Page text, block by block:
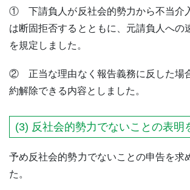
① 下請負人が反社会的勢力から不当介
は断固拒否するとともに、元請負人への
を規定しました。
② 正当な理由なく報告義務に反した場
約解除できる内容としました。
(3) 反社会的勢力でないことの表明
予め反社会的勢力でないことの申告を求
た。